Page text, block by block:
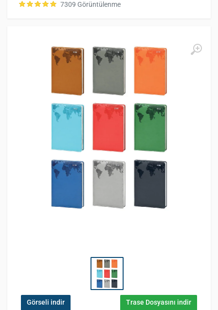
Görseli indir Trase Dosyasını indir
7309 Görüntülenme